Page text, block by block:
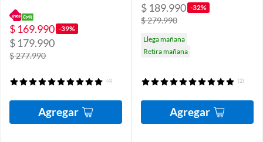
$ 169.990 -39%
$ 179.990
$ 277.990
(4)
Agregar
$ 189.990 -32%
$ 279.990
Llega mañana
Retira mañana
(2)
Agregar